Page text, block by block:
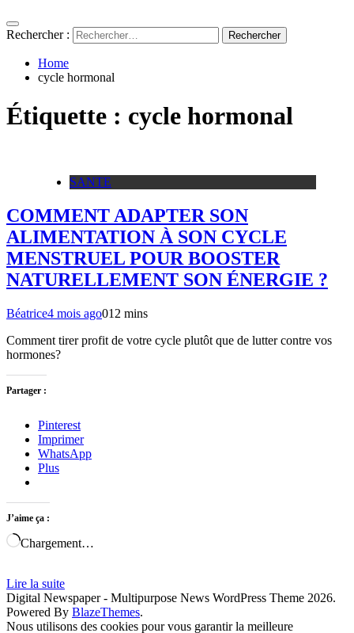
Rechercher :
Home
cycle hormonal
Étiquette : cycle hormonal
SANTE
COMMENT ADAPTER SON
ALIMENTATION À SON CYCLE
MENSTRUEL POUR BOOSTER
NATURELLEMENT SON ÉNERGIE ?
Béatrice4 mois ago012 mins
Comment tirer profit de votre cycle plutôt que de lutter contre vos
hormones?
Partager :
Pinterest
Imprimer
WhatsApp
Plus
J’aime ça :
Chargement…
Lire la suite
Digital Newspaper - Multipurpose News WordPress Theme 2026.
Powered By BlazeThemes.
Nous utilisons des cookies pour vous garantir la meilleure